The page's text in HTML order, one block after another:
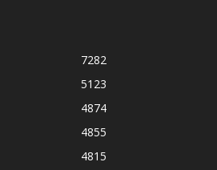
7282
5123
4874
4855
4815